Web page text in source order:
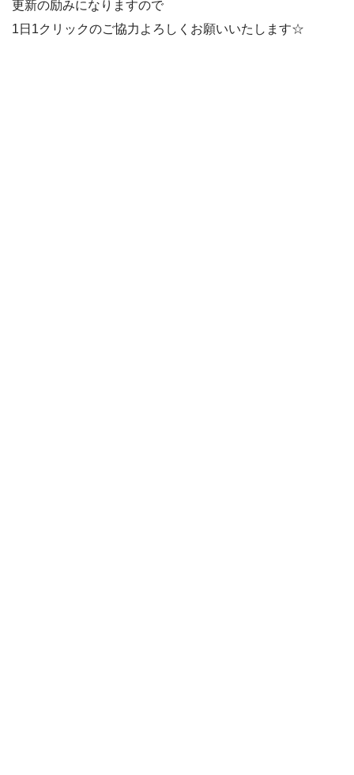
更新の励みになりますので
1日1クリックのご協力よろしくお願いいたします☆